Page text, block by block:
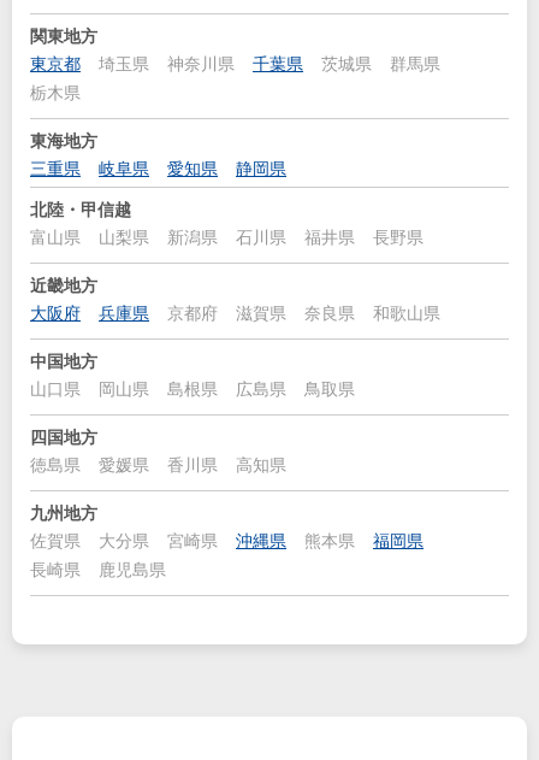
関東地方
東京都
埼玉県 神奈川県 千葉県 茨城県
群馬県
栃木県
東海地方
三重県
岐阜県 愛知県 静岡県
北陸・甲信越
富山県
山梨県 新潟県 石川県 福井県 長野県
近畿地方
大阪府
兵庫県 京都府 滋賀県 奈良県 和歌山県
中国地方
山口県
岡山県 島根県 広島県 鳥取県
四国地方
徳島県
愛媛県 香川県 高知県
九州地方
佐賀県
大分県 宮崎県 沖縄県 熊本県
福岡県
長崎県
鹿児島県